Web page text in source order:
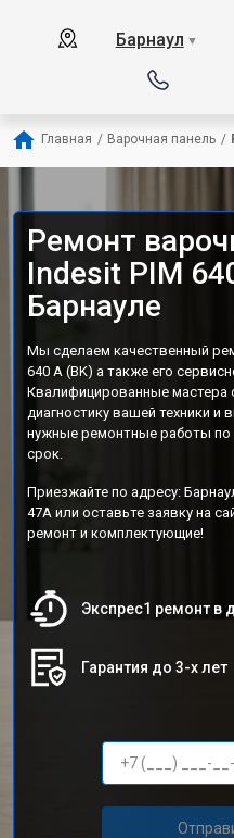
Барнаул ▼
Главная / Варочная панель /
Ремонт
Indesit PIM
Барнауле
Мы сделаем качественный
640 A (BK) а также его
Квалифицированные мастера
диагностику вашей техники и
нужные ремонтные работы по
срок.
Приезжайте по адресу:
47А или оставьте заявку на
ремонт и комплектующие!
Экспрес1 ремонт в
Гарантия до 3-х лет